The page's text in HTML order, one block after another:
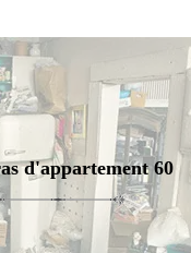
d'appartement 60